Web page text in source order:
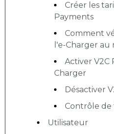
Créer les
Payments
Comment
l'e-Charger au
Activer V2C
Charger
Désactiver
Contrôle
Utilisateur